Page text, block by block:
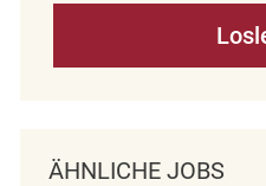
ÄHNLICHE JOBS